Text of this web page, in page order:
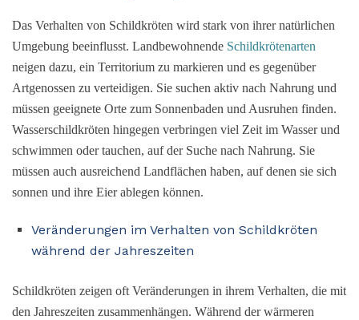
Das Verhalten von Schildkröten wird stark von ihrer natürlichen
Umgebung beeinflusst. Landbewohnende Schildkrötenarten
neigen dazu, ein Territorium zu markieren und es gegenüber
Artgenossen zu verteidigen. Sie suchen aktiv nach Nahrung und
müssen geeignete Orte zum Sonnenbaden und Ausruhen finden.
Wasserschildkröten hingegen verbringen viel Zeit im Wasser und
schwimmen oder tauchen, auf der Suche nach Nahrung. Sie
müssen auch ausreichend Landflächen haben, auf denen sie sich
sonnen und ihre Eier ablegen können.
Veränderungen im Verhalten von Schildkröten
während der Jahreszeiten
Schildkröten zeigen oft Veränderungen in ihrem Verhalten, die mit
den Jahreszeiten zusammenhängen. Während der wärmeren